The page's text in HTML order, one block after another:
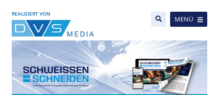
REALISIERT VON
MENÜ